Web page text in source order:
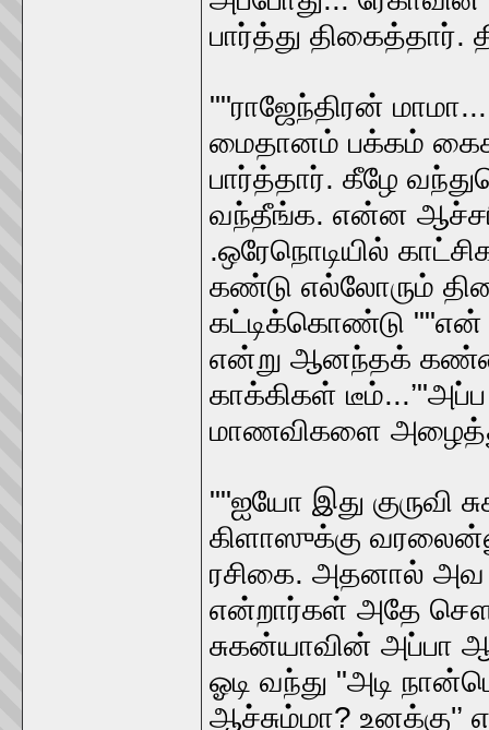
பார்த்து திகைத்தார்.
""ராஜேந்திரன்
மைதானம் பக்கம்
பார்த்தார். கீழே
வந்தீங்க. என்ன
.ஒரேநொடியில்
கண்டு எல்லோரும்
கட்டிக்கொண்டு
என்று ஆனந்தக்
காக்கிகள் டீம்...’"அப்ப
மாணவிகளை
""ஐயோ இது குருவி
கிளாஸுக்கு
ரசிகை. அதனால் அவ
என்றார்கள் அதே
சுகன்யாவின் அப்பா
ஓடி வந்து "அடி
ஆச்சும்மா? உனக்கு'’